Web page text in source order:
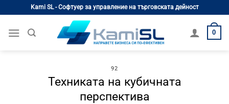
content
Kami SL - Софтуер за управление на търговската дейност
0
92
Техниката на кубичната
перспектива